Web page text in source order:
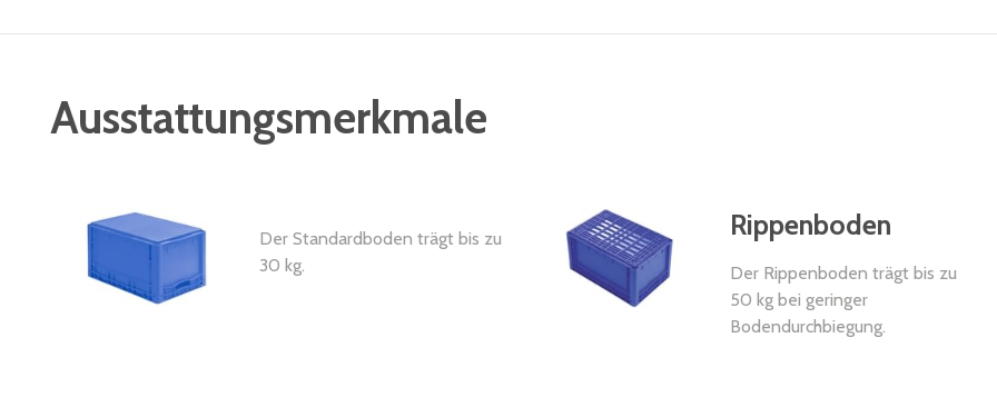
Ausstattungsmerkmale
Der Standardboden trägt bis zu
30 kg.
Rippenboden
Der Rippenboden trägt bis zu
50 kg bei geringer
Bodendurchbiegung.